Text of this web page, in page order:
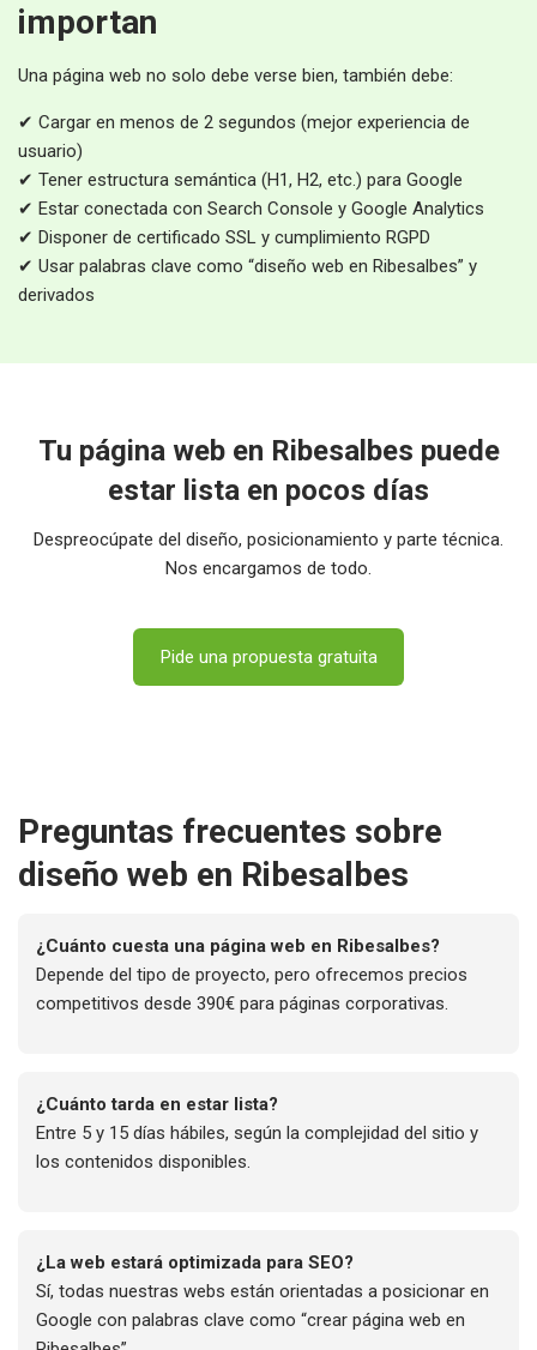
importan
Una página web no solo debe verse bien, también debe:
✔ Cargar en menos de 2 segundos (mejor experiencia de
usuario)
✔ Tener estructura semántica (H1, H2, etc.) para Google
✔ Estar conectada con Search Console y Google Analytics
✔ Disponer de certificado SSL y cumplimiento RGPD
✔ Usar palabras clave como “diseño web en Ribesalbes” y
derivados
Tu página web en Ribesalbes puede
estar lista en pocos días
Despreocúpate del diseño, posicionamiento y parte técnica.
Nos encargamos de todo.
Pide una propuesta gratuita
Preguntas frecuentes sobre
diseño web en Ribesalbes
¿Cuánto cuesta una página web en Ribesalbes?
Depende del tipo de proyecto, pero ofrecemos precios
competitivos desde 390€ para páginas corporativas.
¿Cuánto tarda en estar lista?
Entre 5 y 15 días hábiles, según la complejidad del sitio y
los contenidos disponibles.
¿La web estará optimizada para SEO?
Sí, todas nuestras webs están orientadas a posicionar en
Google con palabras clave como “crear página web en